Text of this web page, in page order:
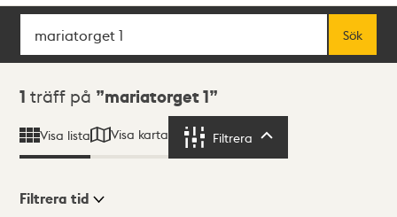
Sök
Sök
Sökresultat
1 träff på mariatorget 1
Visa lista Visa karta Filtrera
Filtrera tid